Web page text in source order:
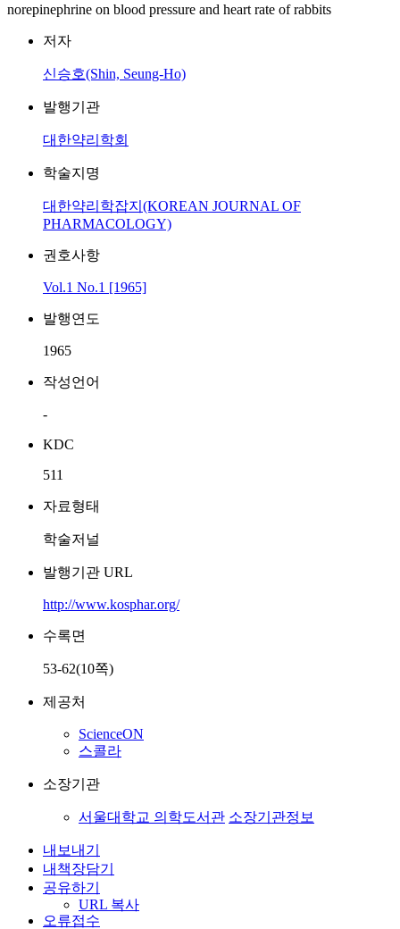
norepinephrine on blood pressure and heart rate of rabbits
저자
신승호(Shin, Seung-Ho)
발행기관
대한약리학회
학술지명
대한약리학잡지(KOREAN JOURNAL OF
PHARMACOLOGY)
권호사항
Vol.1 No.1 [1965]
발행연도
1965
작성언어
-
KDC
511
자료형태
학술저널
발행기관 URL
http://www.kosphar.org/
수록면
53-62(10쪽)
제공처
ScienceON
스콜라
소장기관
서울대학교 의학도서관 소장기관정보
내보내기
내책장담기
공유하기
URL 복사
오류접수